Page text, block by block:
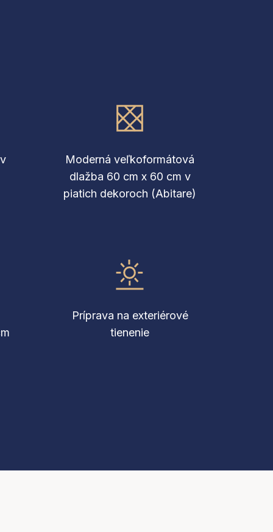
Moderná veľkoformátová
dlažba 60 cm x 60 cm v
piatich dekoroch (Abitare)
Príprava na exteriérové
tienenie